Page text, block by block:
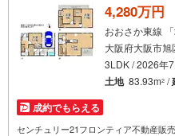
4,280万円
おおさか東線
大阪府大阪市旭
3LDK / 2026年7
土地 83.93m2 /
成約でもらえる
センチュリー21フロンティア不動産販